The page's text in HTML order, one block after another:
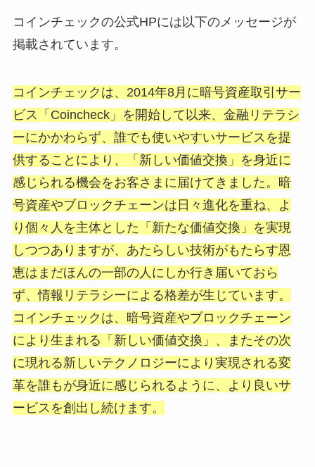
コインチェックの公式HPには以下のメッセージが
掲載されています。
コインチェックは、 2014年8月に暗号資産取引サー
ビス「 Coincheck」を開始して以来、金融リテラシ
ーにかかわらず、誰でも使いやすいサービスを提
供することにより、「新しい価値交換」を身近に
感じられる機会をお客さまに届けてきました。暗
号資産やブロックチェーンは日々進化を重ね、よ
り個々人を主体とした「新たな価値交換」を実現
しつつありますが、あたらしい技術がもたらす恩
恵はまだほんの一部の人にしか行き届いておら
ず、情報リテラシーによる格差が生じています。
コインチェックは、暗号資産やブロックチェーン
により生まれる「新しい価値交換」、またその次
に現れる新しいテクノロジーにより実現される変
革を誰もが身近に感じられるように、より良いサ
ービスを創出し続けます。